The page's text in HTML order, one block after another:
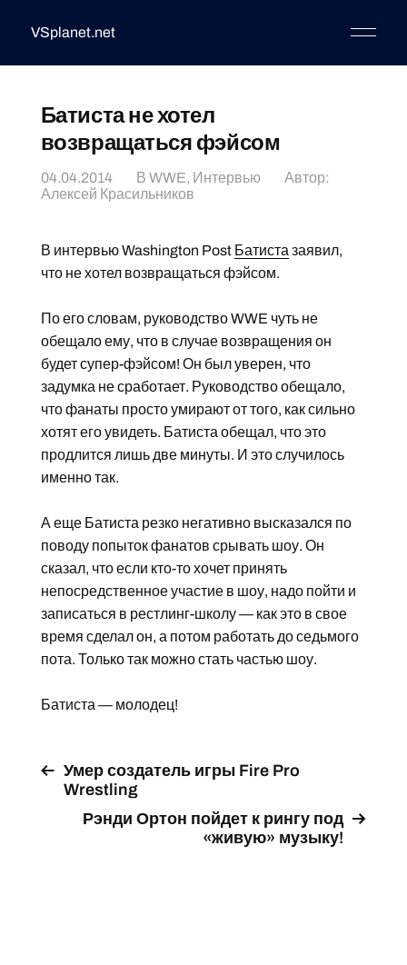
VSplanet.net
Батиста не хотел
возвращаться фэйсом
04.04.2014 В WWE, Интервью
Автор:
Алексей Красильников
В интервью Washington Post Батиста заявил,
что не хотел возвращаться фэйсом.
По его словам, руководство WWE чуть не
обещало ему, что в случае возвращения он
будет супер-фэйсом! Он был уверен, что
задумка не сработает. Руководство обещало,
что фанаты просто умирают от того, как сильно
хотят его увидеть. Батиста обещал, что это
продлится лишь две минуты. И это случилось
именно так.
А еще Батиста резко негативно высказался по
поводу попыток фанатов срывать шоу. Он
сказал, что если кто-то хочет принять
непосредственное участие в шоу, надо пойти и
записаться в рестлинг-школу — как это в свое
время сделал он, а потом работать до седьмого
пота. Только так можно стать частью шоу.
Батиста — молодец!
Умер создатель игры Fire Pro
Wrestling
Рэнди Ортон пойдет к рингу под
«живую» музыку!